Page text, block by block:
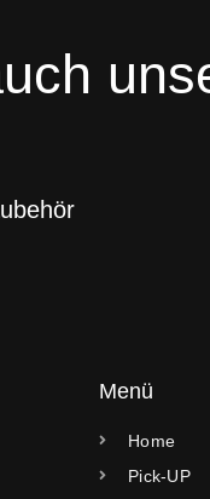
Menü
Home
Pick-UP